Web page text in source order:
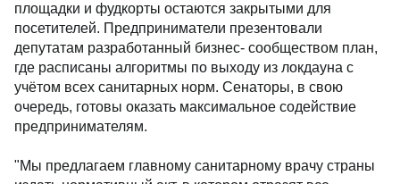
площадки и фудкорты остаются закрытыми для
посетителей. Предприниматели презентовали
депутатам разработанный бизнес- сообществом план,
где расписаны алгоритмы по выходу из локдауна с
учётом всех санитарных норм. Сенаторы, в свою
очередь, готовы оказать максимальное содействие
предпринимателям.
"Мы предлагаем главному санитарному врачу страны